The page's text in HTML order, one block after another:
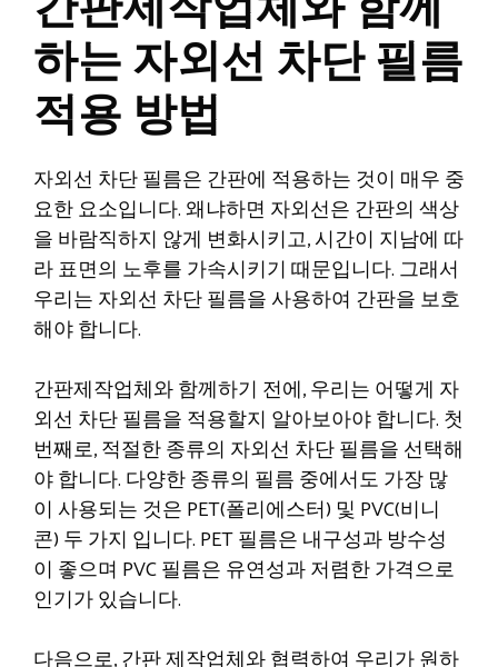
하는 자외선 차단 필름
적용 방법
자외선 차단 필름은 간판에 적용하는 것이 매우 중
요한 요소입니다. 왜냐하면 자외선은 간판의 색상
을 바람직하지 않게 변화시키고, 시간이 지남에 따
라 표면의 노후를 가속시키기 때문입니다. 그래서
우리는 자외선 차단 필름을 사용하여 간판을 보호
해야 합니다.
간판제작업체와 함께하기 전에, 우리는 어떻게 자
외선 차단 필름을 적용할지 알아보아야 합니다. 첫
번째로, 적절한 종류의 자외선 차단 필름을 선택해
야 합니다. 다양한 종류의 필름 중에서도 가장 많
이 사용되는 것은 PET(폴리에스터) 및 PVC(비니
콘) 두 가지 입니다. PET 필름은 내구성과 방수성
이 좋으며 PVC 필름은 유연성과 저렴한 가격으로
인기가 있습니다.
다음으로, 간판 제작업체와 협력하여 우리가 원하